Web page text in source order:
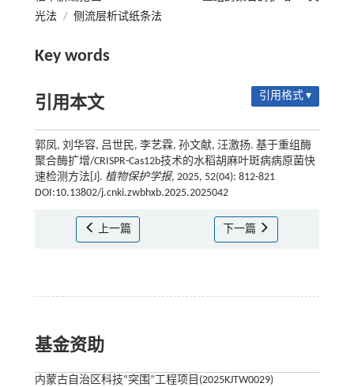
光法 / 侧流层析试纸条法
Key words
引用本文 引用格式 ▾
郭凤, 刘华容, 吕世民, 李艺霖, 孙文献, 汪激扬. 基于重组酶
聚合酶扩增/CRISPR-Cas12b技术的水稻胡麻叶斑病病原菌快
速检测方法[J]. 植物保护学报, 2025, 52(04): 812-821
DOI:10.13802/j.cnki.zwbhxb.2025.2025042
上一篇 下一篇
基金资助
内蒙古自治区科技“突围”工程项目(2025KJTW0029)